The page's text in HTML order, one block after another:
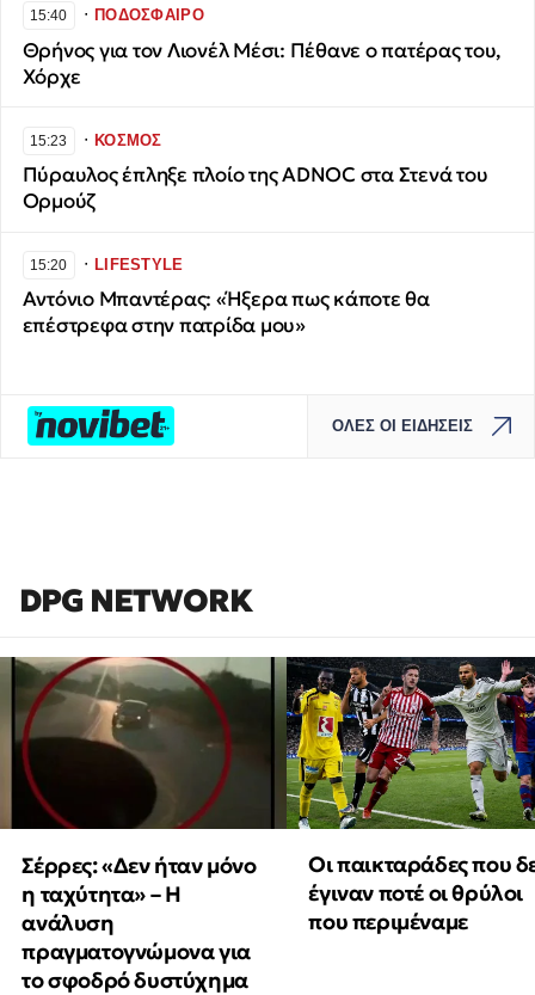
15:40 ∙ΠΟΔΟΣΦΑΙΡΟ
Θρήνος για τον Λιονέλ Μέσι: Πέθανε ο πατέρας του,
Χόρχε
15:23 ∙ΚΟΣΜΟΣ
Πύραυλος έπληξε πλοίο της ADNOC στα Στενά του
Ορμούζ
15:20 ∙LIFESTYLE
Αντόνιο Μπαντέρας: «Ήξερα πως κάποτε θα
επέστρεφα στην πατρίδα μου»
ΟΛΕΣ ΟΙ ΕΙΔΗΣΕΙΣ
DPG NETWORK
Σέρρες: «Δεν ήταν μόνο
η ταχύτητα» – Η
ανάλυση
πραγματογνώμονα για
το σφοδρό δυστύχημα
Οι παικταράδες που
έγιναν ποτέ οι θρύλοι
που περιμέναμε